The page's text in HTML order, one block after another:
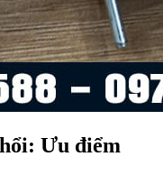
Ưu điểm